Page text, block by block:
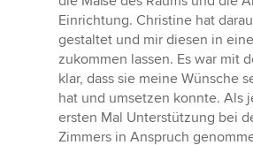
Einrichtung. Christine hat
gestaltet und mir diesen in
zukommen lassen. Es war mit
klar, dass sie meine Wünsche
hat und umsetzen konnte. Als
ersten Mal Unterstützung bei
Zimmers in Anspruch